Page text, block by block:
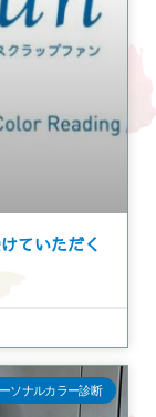
ていただく
ソナルカラー診断